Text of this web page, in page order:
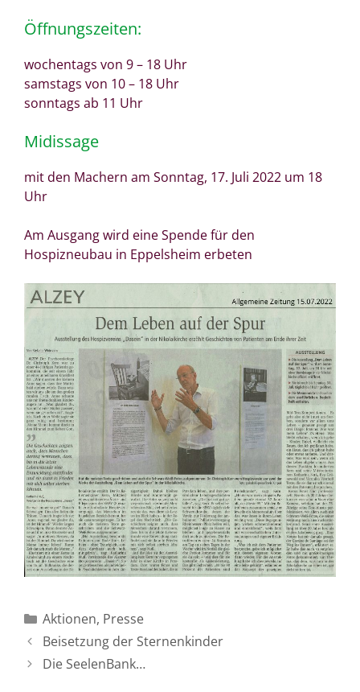
Öffnungszeiten:
wochentags von 9 – 18 Uhr
samstags von 10 – 18 Uhr
sonntags ab 11 Uhr
Midissage
mit den Machern am Sonntag, 17. Juli 2022 um 18
Uhr
Am Ausgang wird eine Spende für den
Hospizneubau in Eppelsheim erbeten
Kategorien
Aktionen, Presse
Beisetzung der Sternenkinder
Die SeelenBank…